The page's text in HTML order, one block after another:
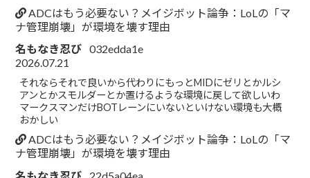
ADCはもう必要ない？メイジボット論争：LoLの「マ
ナ管理崩壊」が環境を壊す理由
名もなき忍び 032edda1e
2026.07.21
それならそれで良いから代わりにもっとMIDにゼリとかルシ
アンとかスモルダーとか置けるような環境に戻して欲しいわ
マークスマンだけBOTレーンにいないといけない環境も大概
おかしい
ADCはもう必要ない？メイジボット論争：LoLの「マ
ナ管理崩壊」が環境を壊す理由